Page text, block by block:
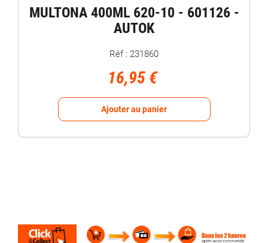
MULTONA 400ML 620-10 - 601126 -
AUTOK
Réf : 231860
16,95 €
Ajouter au panier